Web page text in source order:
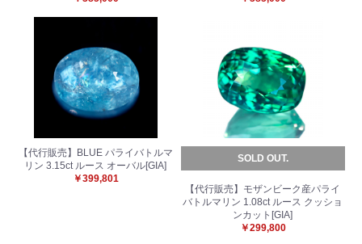
【代行販売】BLUE パライバトルマ
リン 3.15ct ルース オーバル[GIA]
￥399,801
SOLD OUT.
【代行販売】モザンビーク産パライ
バトルマリン 1.08ct ルース クッショ
ンカット[GIA]
￥299,800